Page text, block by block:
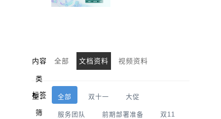
内容
类
型：
全部 文档资料 视频资料
标签
筛
全部 双十一 大促
服务团队 前期部署准备 双11